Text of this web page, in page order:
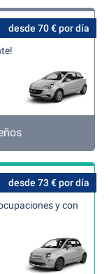
desde 70 € por día
desde 73 € por día
y con